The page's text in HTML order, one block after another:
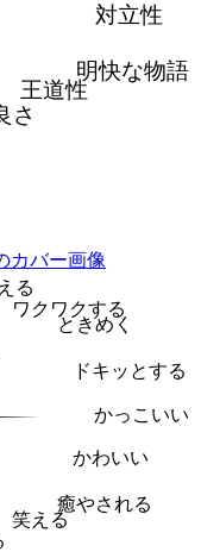
対立性
明快な物語
王道性
さ
る
ワクワクする
ときめく
ドキッとする
かっこいい
かわいい
癒やされる
笑える